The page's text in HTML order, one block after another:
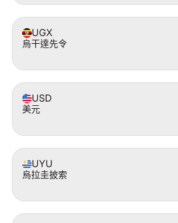
UGX
烏干達先令
USD
美元
UYU
烏拉圭披索